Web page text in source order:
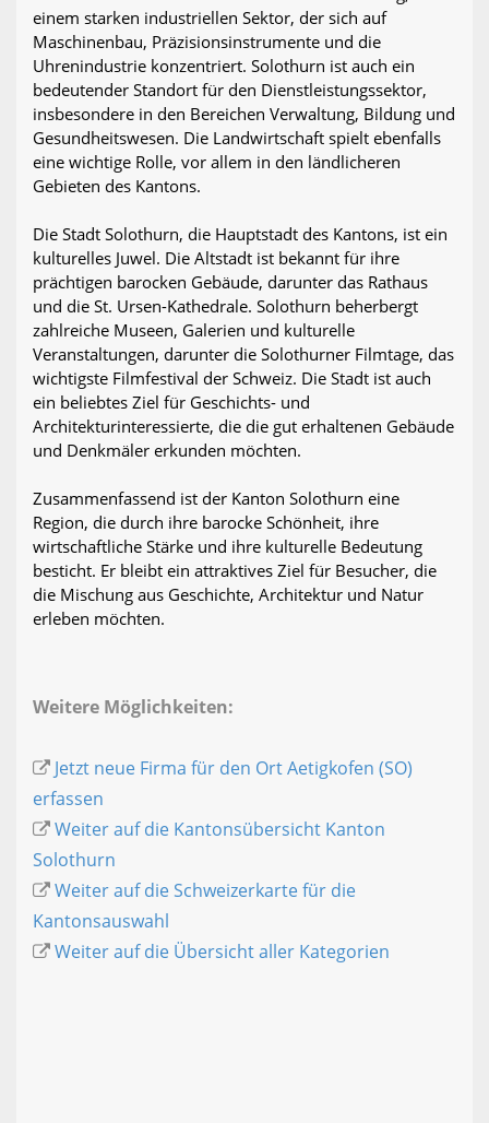
einem starken industriellen Sektor, der sich auf
Maschinenbau, Präzisionsinstrumente und die
Uhrenindustrie konzentriert. Solothurn ist auch ein
bedeutender Standort für den Dienstleistungssektor,
insbesondere in den Bereichen Verwaltung, Bildung und
Gesundheitswesen. Die Landwirtschaft spielt ebenfalls
eine wichtige Rolle, vor allem in den ländlicheren
Gebieten des Kantons.
Die Stadt Solothurn, die Hauptstadt des Kantons, ist ein
kulturelles Juwel. Die Altstadt ist bekannt für ihre
prächtigen barocken Gebäude, darunter das Rathaus
und die St. Ursen-Kathedrale. Solothurn beherbergt
zahlreiche Museen, Galerien und kulturelle
Veranstaltungen, darunter die Solothurner Filmtage, das
wichtigste Filmfestival der Schweiz. Die Stadt ist auch
ein beliebtes Ziel für Geschichts- und
Architekturinteressierte, die die gut erhaltenen Gebäude
und Denkmäler erkunden möchten.
Zusammenfassend ist der Kanton Solothurn eine
Region, die durch ihre barocke Schönheit, ihre
wirtschaftliche Stärke und ihre kulturelle Bedeutung
besticht. Er bleibt ein attraktives Ziel für Besucher, die
die Mischung aus Geschichte, Architektur und Natur
erleben möchten.
Weitere Möglichkeiten:
Jetzt neue Firma für den Ort Aetigkofen (SO)
erfassen
Weiter auf die Kantonsübersicht Kanton
Solothurn
Weiter auf die Schweizerkarte für die
Kantonsauswahl
Weiter auf die Übersicht aller Kategorien